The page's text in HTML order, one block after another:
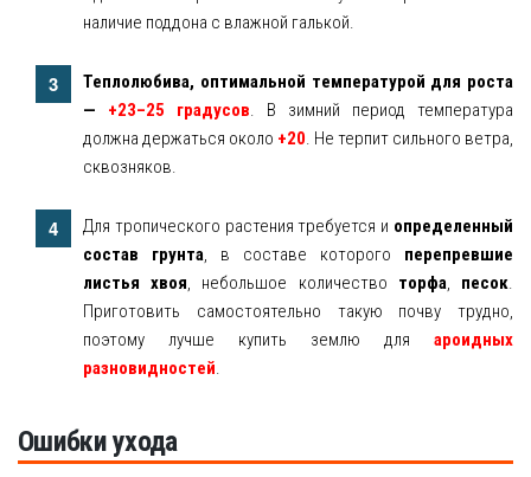
наличие поддона с влажной галькой.
Теплолюбива, оптимальной температурой для роста
— +23–25 градусов . В зимний период температура
должна держаться около +20 . Не терпит сильного ветра,
сквозняков.
Для тропического растения требуется и определенный
состав грунта , в составе которого перепревшие
листья хвоя , небольшое количество торфа песок
Приготовить самостоятельно такую почву трудно,
поэтому лучше купить землю для ароидных
разновидностей
Ошибки ухода